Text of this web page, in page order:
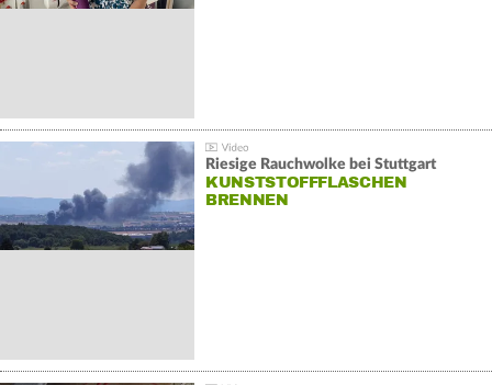
Riesige Rauchwolke bei Stuttgart
KUNSTSTOFFFLASCHEN
BRENNEN